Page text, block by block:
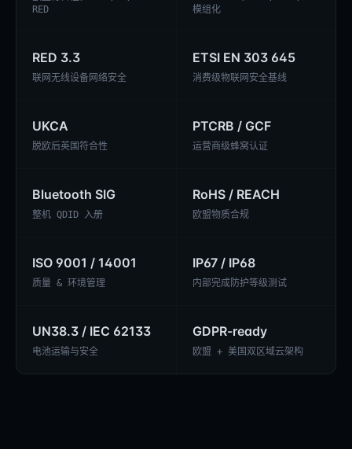
RED
模组化
RED 3.3
联网无线设备网络安全
ETSI EN 303 645
消费级物联网安全基线
UKCA
脱欧后英国符合性
PTCRB / GCF
运营商级蜂窝认证
Bluetooth SIG
整机 QDID 入册
RoHS / REACH
欧盟物质合规
ISO 9001 / 14001
质量 & 环境管理
IP67 / IP68
内部完成防护等级测试
UN38.3 / IEC 62133
电池运输与安全
GDPR-ready
欧盟 + 美国双区域云架构